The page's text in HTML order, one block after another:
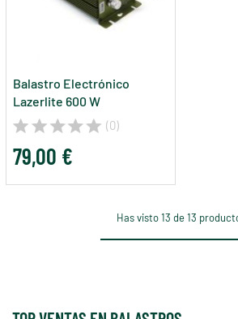
Balastro Electrónico
Lazerlite 600 W
(0)
79,00 €
Has visto 13 de 13